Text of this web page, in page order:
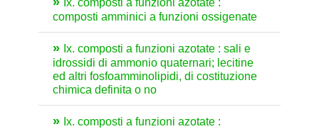
Ix. composti a funzioni azotate :
composti amminici a funzioni ossigenate
Ix. composti a funzioni azotate : sali e
idrossidi di ammonio quaternari; lecitine
ed altri fosfoamminolipidi, di costituzione
chimica definita o no
Ix. composti a funzioni azotate :